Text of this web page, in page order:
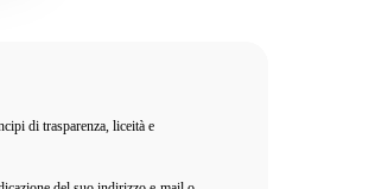
di trasparenza, liceità e